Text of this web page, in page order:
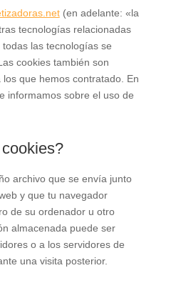
(en adelante: «la
tecnologías relacionadas
las tecnologías se
cookies también son
que hemos contratado. En
informamos sobre el uso de
archivo que se envía junto
y que tu navegador
de su ordenador u otro
almacenada puede ser
o a los servidores de
una visita posterior.